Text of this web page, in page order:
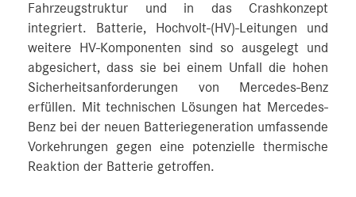
Fahrzeugstruktur und in das Crashkonzept
integriert. Batterie, Hochvolt-(HV)-Leitungen und
weitere HV-Komponenten sind so ausgelegt und
abgesichert, dass sie bei einem Unfall die hohen
Sicherheitsanforderungen von Mercedes-Benz
erfüllen. Mit technischen Lösungen hat Mercedes-
Benz bei der neuen Batteriegeneration umfassende
Vorkehrungen gegen eine potenzielle thermische
Reaktion der Batterie getroffen.